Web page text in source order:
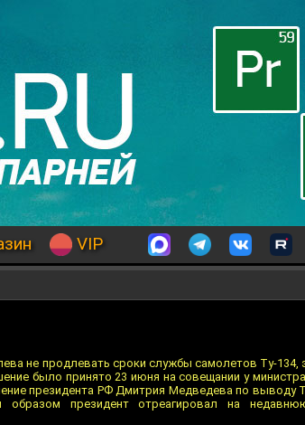
VIP
не продлевать сроки службы самолетов Ту-134,
было принято 23 июня на совещании у
президента РФ Дмитрия Медведева по выводу
президент отреагировал на